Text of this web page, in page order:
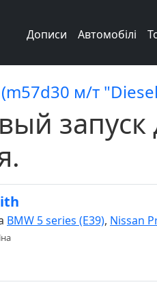
Дописи Автомобілі
(m57d30 м/т
запуск
BMW 5 series (E39), Nissan